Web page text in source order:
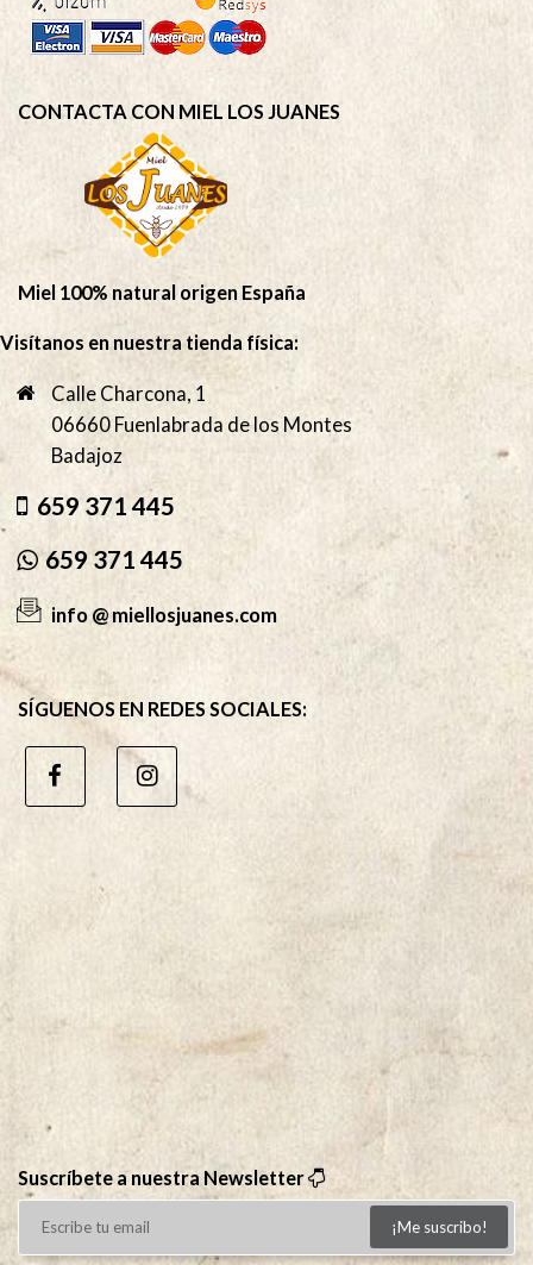
CONTACTA CON MIEL LOS JUANES
Miel 100% natural origen España
Visítanos en nuestra tienda física:
Calle Charcona, 1
06660 Fuenlabrada de los Montes
Badajoz
659 371 445
659 371 445
info @ miellosjuanes.com
SÍGUENOS EN REDES SOCIALES:
Suscríbete a nuestra Newsletter
¡Me suscribo!